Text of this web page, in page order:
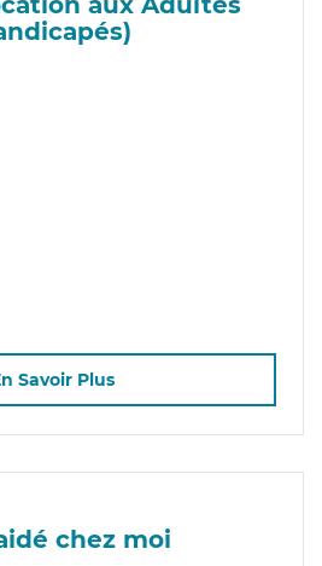
Savoir Plus
chez moi